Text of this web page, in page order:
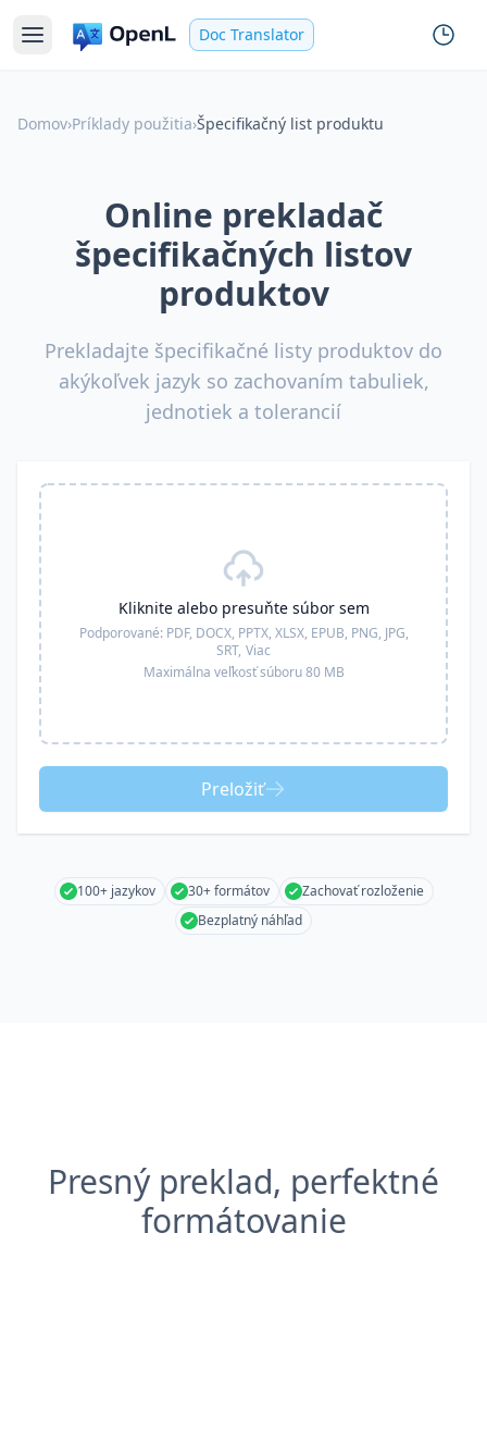
Doc Translator
Domov›Príklady použitia›Špecifikačný list produktu
Online prekladač
špecifikačných listov
produktov
Prekladajte špecifikačné listy produktov do
akýkoľvek jazyk so zachovaním tabuliek,
jednotiek a tolerancií
Kliknite alebo presuňte súbor sem
Podporované: PDF, DOCX, PPTX, XLSX, EPUB, PNG, JPG,
SRT, Viac
Maximálna veľkosť súboru 80 MB
Preložiť
100+ jazykov 30+ formátov
Zachovať rozloženie
Bezplatný náhľad
Presný preklad, perfektné
formátovanie